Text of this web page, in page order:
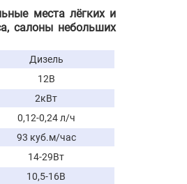
места лёгких и
салоны небольших
Дизель
12В
2кВт
0,12-0,24 л/ч
93 куб.м/час
14-29Вт
10,5-16В